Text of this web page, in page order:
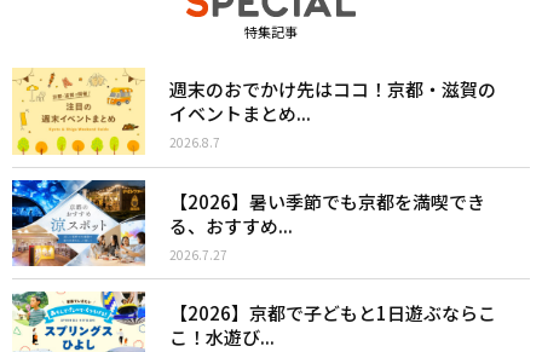
特集記事
週末のおでかけ先はココ！京都・滋賀の
イベントまとめ...
2026.8.7
【2026】暑い季節でも京都を満喫でき
る、おすすめ...
2026.7.27
【2026】京都で子どもと1日遊ぶならこ
こ！水遊び...